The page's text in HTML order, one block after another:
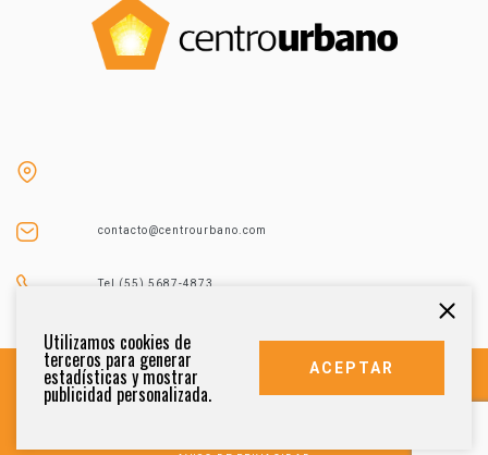
contacto@centrourbano.com
Tel (55) 5687-4873
Utilizamos cookies de
terceros para generar
estadísticas y mostrar
publicidad personalizada.
ACEPTAR